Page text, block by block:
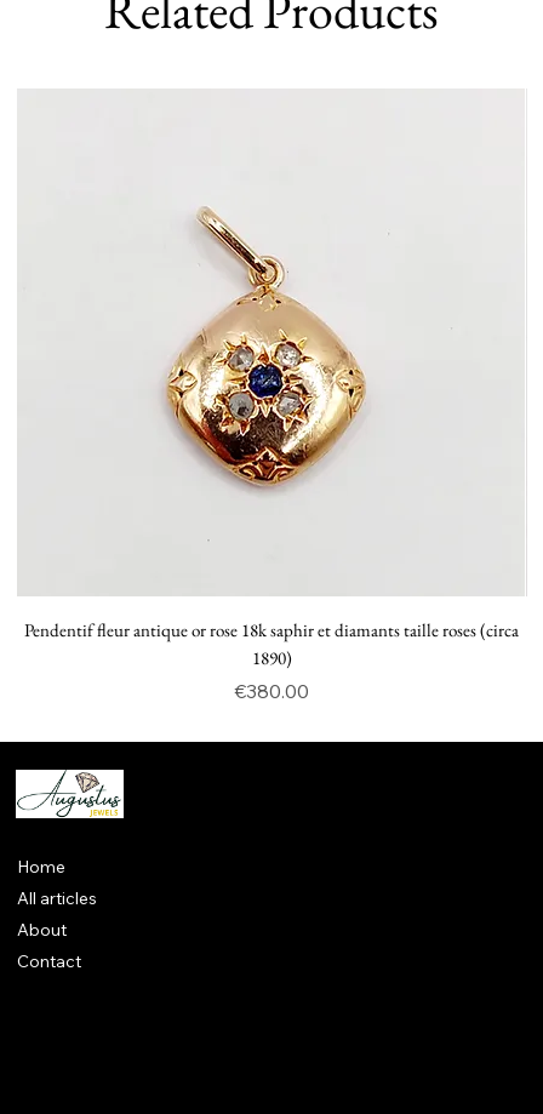
Pendentif fleur antique or rose 18k saphir et diamants taille roses (circa
1890)
Price
€380.00
Home
All articles
About
Contact